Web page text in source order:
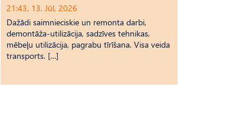
21:43, 13. Jūl, 2026
Dažādi saimnieciskie un remonta darbi,
demontāža-utilizācija, sadzīves tehnikas,
mēbeļu utilizācija, pagrabu tīrīšana. Visa veida
transports. […]